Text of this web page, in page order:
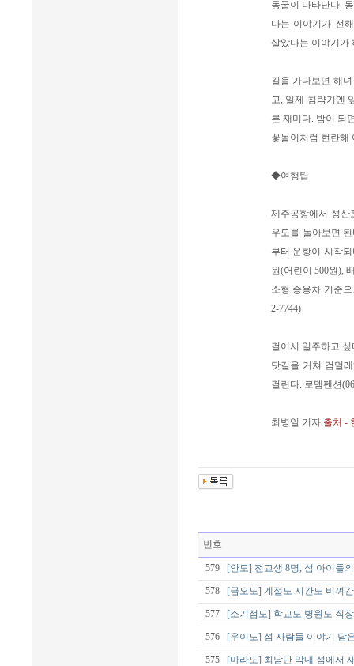
동굴이 나타난다.
다는 이야기가 전
살았다는 이야기가
길을 가다보면 해
고, 일제 침략기엔
른 재미다. 밤이 되
꽃놀이처럼 현란해
◆여행팁
제주공항에서 성산
우도를 돌아보면
부터 운항이 시작
원(어린이 500원),
소형 승용차 기준
2-7744)
걸어서 일주하고
닷길을 거쳐 검멀
걸린다. 로뎀펜션
최병일 기자 출처 -
번호
579 [안도] 전교생 8명, 섬 아이들
578 [금오도] 계절도 시간도 비껴
577 [소기점도] 학교도 병원도 직
576 [우이도] 섬 사람들 이야기 담
575 [마라도] 최남단 막내 섬에서